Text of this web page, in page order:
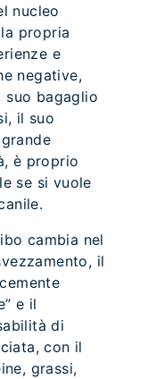
nucleo
propria
e
negative,
suo bagaglio
il suo
è proprio
se si vuole
cambia nel
il
e il
di
con il
grassi,